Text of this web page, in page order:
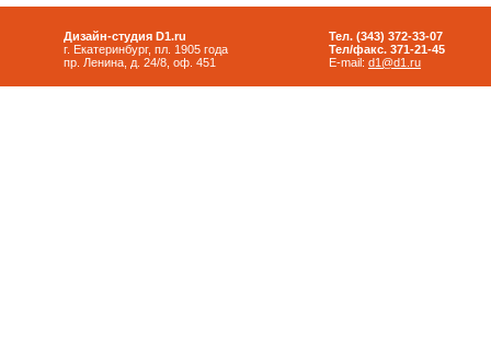
Дизайн-студия D1.ru
г. Екатеринбург, пл. 1905 года
пр. Ленина, д. 24/8, оф. 451
Тел. (343) 372-33-07
Тел/факс. 371-21-45
E-mail: d1@d1.ru